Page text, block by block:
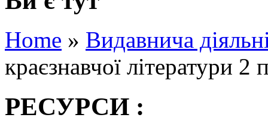
Home » Видавнича
краєзнавчої літератури 2
РЕСУРСИ :